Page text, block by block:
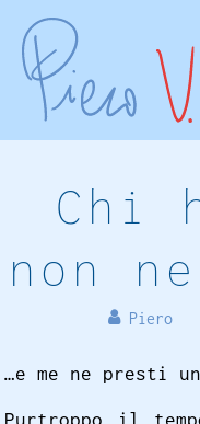
Chi
non
Piero
…e me ne presti